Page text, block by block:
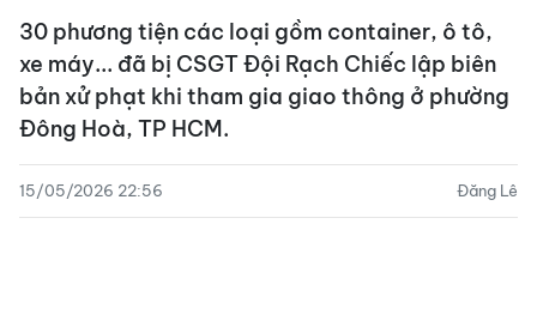
30 phương tiện các loại gồm container, ô tô,
xe máy... đã bị CSGT Đội Rạch Chiếc lập biên
bản xử phạt khi tham gia giao thông ở phường
Đông Hoà, TP HCM.
15/05/2026 22:56 Đăng Lê